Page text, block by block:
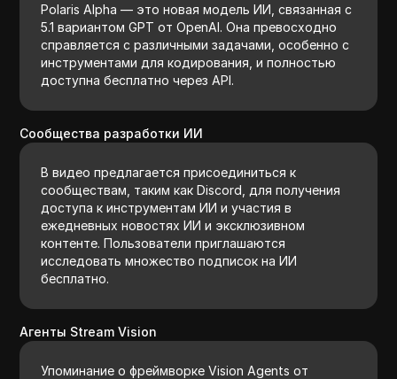
Polaris Alpha — это новая модель ИИ, связанная с
5.1 вариантом GPT от OpenAI. Она превосходно
справляется с различными задачами, особенно с
инструментами для кодирования, и полностью
доступна бесплатно через API.
Сообщества разработки ИИ
В видео предлагается присоединиться к
сообществам, таким как Discord, для получения
доступа к инструментам ИИ и участия в
ежедневных новостях ИИ и эксклюзивном
контенте. Пользователи приглашаются
исследовать множество подписок на ИИ
бесплатно.
Агенты Stream Vision
Упоминание о фреймворке Vision Agents от